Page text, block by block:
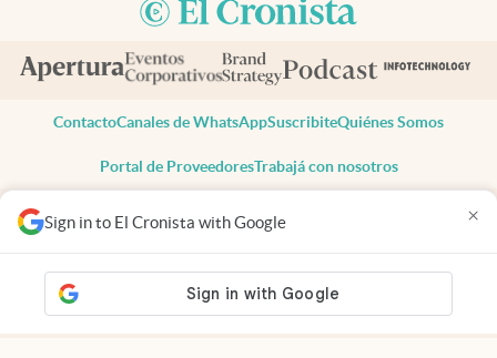
Sign in to El Cronista with Google ×
ContactoCanales de WhatsAppSuscribiteQuiénes Somos
Portal de ProveedoresTrabajá con nosotros
Todos los derechos reservados
Privacidad
Consentimiento
Tel:+54 11 7078-3270